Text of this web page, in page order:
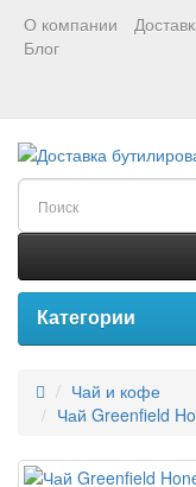
О компании
Блог
Категории
Чай и кофе
Чай Greenfield